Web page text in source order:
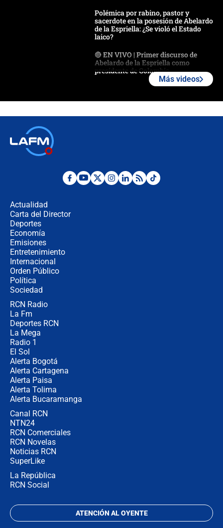
Polémica por rabino, pastor y
sacerdote en la posesión de Abelardo
de la Espriella: ¿Se violó el Estado
laico?
🔴 EN VIVO | Primer discurso de
Abelardo de la Espriella como
presidente de Colombia
Desde dermatitis hasta infecciones:
Más videos
Actualidad
Carta del Director
Deportes
Economía
Emisiones
Entretenimiento
Internacional
Orden Público
Política
Sociedad
RCN Radio
La Fm
Deportes RCN
La Mega
Radio 1
El Sol
Alerta Bogotá
Alerta Cartagena
Alerta Paisa
Alerta Tolima
Alerta Bucaramanga
Canal RCN
NTN24
RCN Comerciales
RCN Novelas
Noticias RCN
SuperLike
La República
RCN Social
ATENCIÓN AL OYENTE